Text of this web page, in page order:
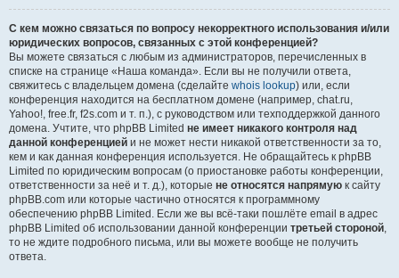
С кем можно связаться по вопросу некорректного использования и/или
юридических вопросов, связанных с этой конференцией?
Вы можете связаться с любым из администраторов, перечисленных в
списке на странице «Наша команда». Если вы не получили ответа,
свяжитесь с владельцем домена (сделайте whois lookup) или, если
конференция находится на бесплатном домене (например, chat.ru,
Yahoo!, free.fr, f2s.com и т. п.), с руководством или техподдержкой данного
домена. Учтите, что phpBB Limited не имеет никакого контроля над
данной конференцией и не может нести никакой ответственности за то,
кем и как данная конференция используется. Не обращайтесь к phpBB
Limited по юридическим вопросам (о приостановке работы конференции,
ответственности за неё и т. д.), которые не относятся напрямую к сайту
phpBB.com или которые частично относятся к программному
обеспечению phpBB Limited. Если же вы всё-таки пошлёте email в адрес
phpBB Limited об использовании данной конференции третьей стороной,
то не ждите подробного письма, или вы можете вообще не получить
ответа.